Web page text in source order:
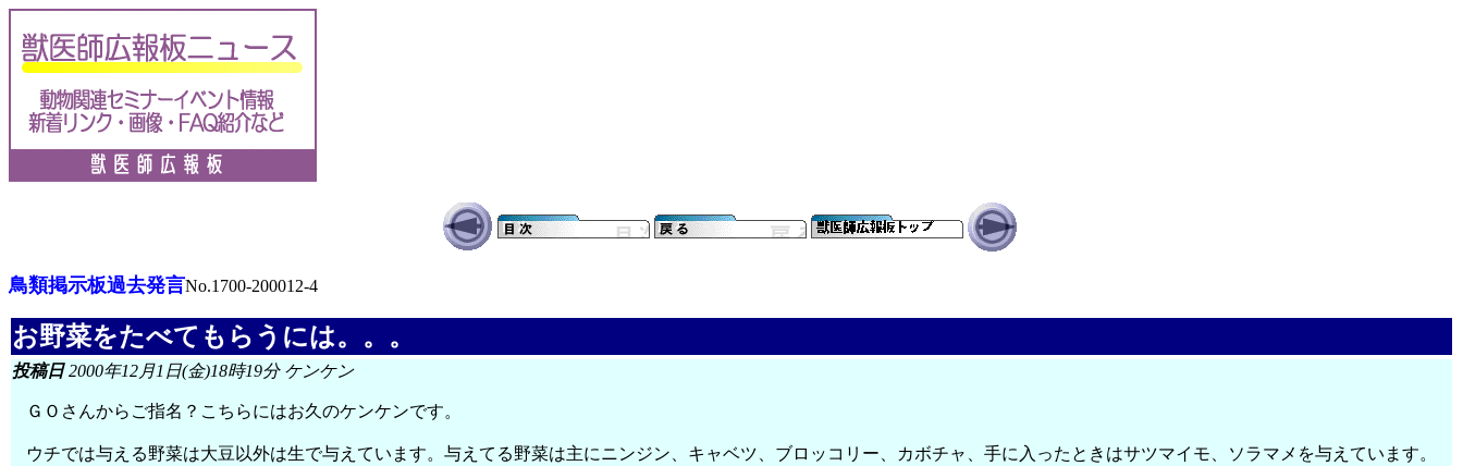
鳥類掲示板過去発言No.1700-200012-4
お野菜をたべてもらうには。。。
投稿日2000年12月1日(金)18時19分 ケンケン
ＧＯさんからご指名？こちらにはお久のケンケンです。
ウチでは与える野菜は大豆以外は生で与えています。与えてる野菜は主にニンジン、キャベツ、ブロッコリー、カボチャ、手に入ったときはサツマイモ、ソラマメを与えています。